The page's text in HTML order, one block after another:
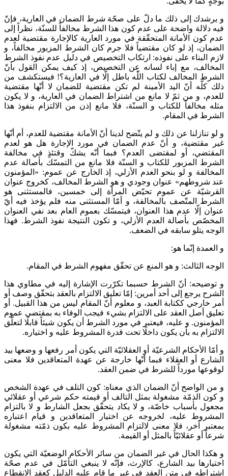
و يرشدك إلى ذلك ما دلّ على صحّة شرط الضمان في العارية، فإنّ
فيه دلالة واضحة على عدم كون هذا الشرط مخالفاً للسنّة، نظراً إلى
عدم كون الأمانة المتحقّقة في مورد العارية كالإجارة مقتضية لعدم
الضمان، إذ لو كان مقتضياً فلا جرم كان الشرط المزبور مخالفاً، و
لازم البناء على نفوذه: ارتكاب التخصيص في دليل عدم نفوذ الشرط
المخالف، مع إباء لسانه عن التخصيص، إذ كيف يمكن القول بأنّ
الشرط المخالف لكتاب اللّٰه باطل إلّا في العارية؟! فيستكشف من
ذلك كلّه أنّ اليد الأمينة لم تكن مقتضية للضمان لا أنّها مقتضية
للعدم، و من ثمّ لا مانع من اشتراط الضمان في العارية، و لا يكون
مثله‌ مخالفاً للكتاب و السنّة، فلا مانع إذن من الالتزام بنفوذ هذا
الشرط في المقام.
و لو تنازلنا عن ذلك و لم يتّضح لدينا أنّ الأمانة مقتضية للعدم، أم أنّها
غير مقتضية، و أنّ عدم الضمان في مورد الإجارة هل هو لعدم
المقتضي، أو لمقتضى العدم؟ فبما أنّه يشكّ وقتئذٍ في مخالفة
الشرط المزبور للكتاب و السنّة فلا مانع من التمسّك بأصالة عدم
المخالفة و لو بنحو العدم الأزلي، إذ الخارج عن عموم: «المؤمنون
عند شروطهم» عنوان وجودي و هو الشرط المخالف، كخروج عنوان
القرشيّة عن عموم تحيّض المرأة إلى خمسين، فالمستثنى هو
الشرط المتّصف بالمخالفة، و أمّا المستثنى منه فلم يؤخذ فيه أيّ
عنوان إلّا عدم هذا العنوان، فيتمسّك بعموم العام بعد نفي العنوان
المخصّص بأصالة العدم الأزلي، و تكون النتيجة نفوذ الشرط. فهذا
الوجه يتلو سابقه في الضعف.
و العمدة إنّما هو:
الوجه الثالث: و هو المنع عن تحقّق مفهوم الشرط في المقام.
و توضيحه: أنّ الشرط حسبما تكرّرت الإشارة إليه في مطاوي هذا
الشرح يرجع إلى أحد أمرين: إمّا تعليق الالتزام بالعقد بتحقّق وصف أو
أمر خارجي ككتابة العبد، و معلوم أنّ المقام ليس من هذا القبيل. أو
تعليق أصل العقد على الالتزام بشي‌ء فيجب الوفاء به بمقتضى عموم
المؤمنون. و عليه، فيعتبر في مورد الشرط أن يكون شيئاً قابلًا لتعلّق
الالتزام به بأن يكون داخلًا تحت قدرة المشروط عليه و اختياره.
و أمّا الأحكام الشرعيّة أو العقلائيّة التي يكون أمر رفعها و وضعها بيد
الشارع أو العقلاء فبما أنّها خارجة عن عهدة المتعاقدين فلا معنى
لوقوعها مورداً للشرط في ضمن العقد.
و من الواضح أنّ الضمان الذي معناه: كون التلف في عهدة الشخص
و كون الذمّة مشغولة بمثل التالف أو قيمته حكم شرعي أو عقلائي
مجعول بأسباب‌ خاصّة، و لا يكاد يتحقّق بجعل الشارط و لا بالتزام
المشروط عليه، لخروجه عن اختيار المتعاقدين و قيام اعتباره
بمعتبر آخر، فلا معنى لالتزام المشروط عليه بكون ذمّته مشغولة
شرعاً أو عقلائيّاً بالمثل أو القيمة.
و هكذا الحال في غير الضمان من سائر الأحكام الوضعيّة التي يكون
اختيارها بيد الشارع، كالإرث، فإنّه لا ينبغي التأمّل في عدم صحّة
اشتراطه في متن العقد في غير ما قام عليه الدليل كعقد الانقطاع